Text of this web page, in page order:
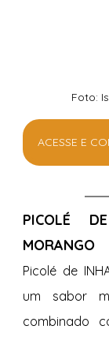
Foto:
PICOLÉ
MORANGO
Picolé de
um sabor
combinado